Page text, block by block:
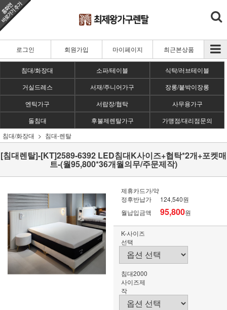
로그인 회원가입 마이페이지 최근본상품
침대/화장대 소파/테이블
식탁/러브테이블
거실드레스
서재/주니어가구
장롱/붙박이장롱
엔틱가구
서랍장/협탁
사무용가구
돌침대
후불제렌탈가구
가맹점/대리점문의
침대/화장대
침대-렌탈
[침대렌탈]-[KT]2589-6392 LED침대K사이즈+협탁*2개+포켓매
트-(월95,800*36개월의무/주문제작)
제휴카드가/약
정후반납가
124,540원
월납입금액
95,800원
K-사이즈
선택
침대2000
사이즈제
작